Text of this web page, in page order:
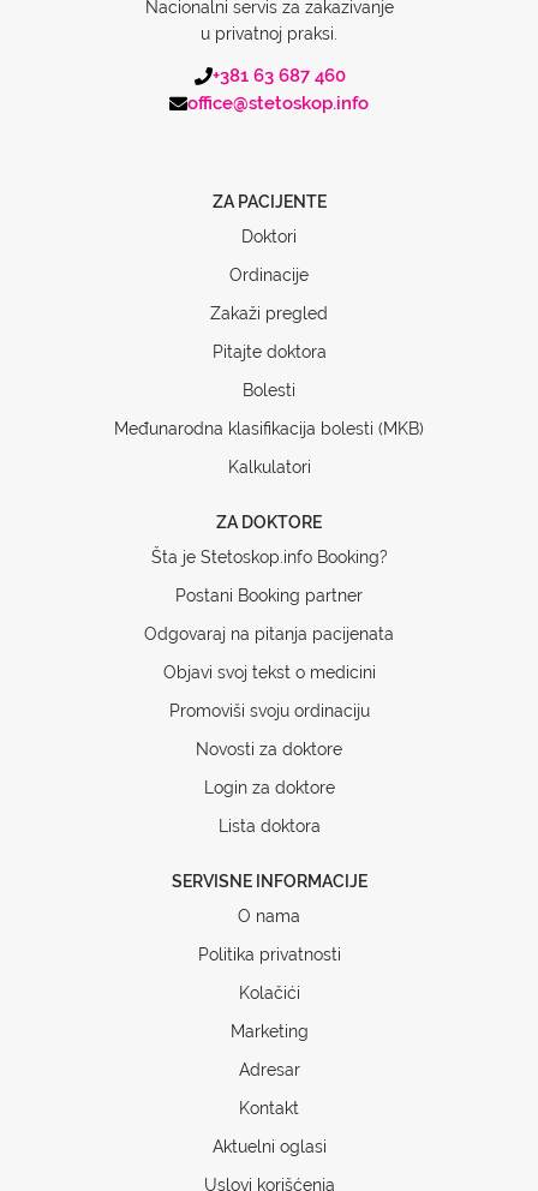
Nacionalni servis za zakazivanje
u privatnoj praksi.
+381 63 687 460
office@stetoskop.info
ZA PACIJENTE
Doktori
Ordinacije
Zakaži pregled
Pitajte doktora
Bolesti
Međunarodna klasifikacija bolesti (MKB)
Kalkulatori
ZA DOKTORE
Šta je Stetoskop.info Booking?
Postani Booking partner
Odgovaraj na pitanja pacijenata
Objavi svoj tekst o medicini
Promoviši svoju ordinaciju
Novosti za doktore
Login za doktore
Lista doktora
SERVISNE INFORMACIJE
O nama
Politika privatnosti
Kolačići
Marketing
Adresar
Kontakt
Aktuelni oglasi
Uslovi korišćenja